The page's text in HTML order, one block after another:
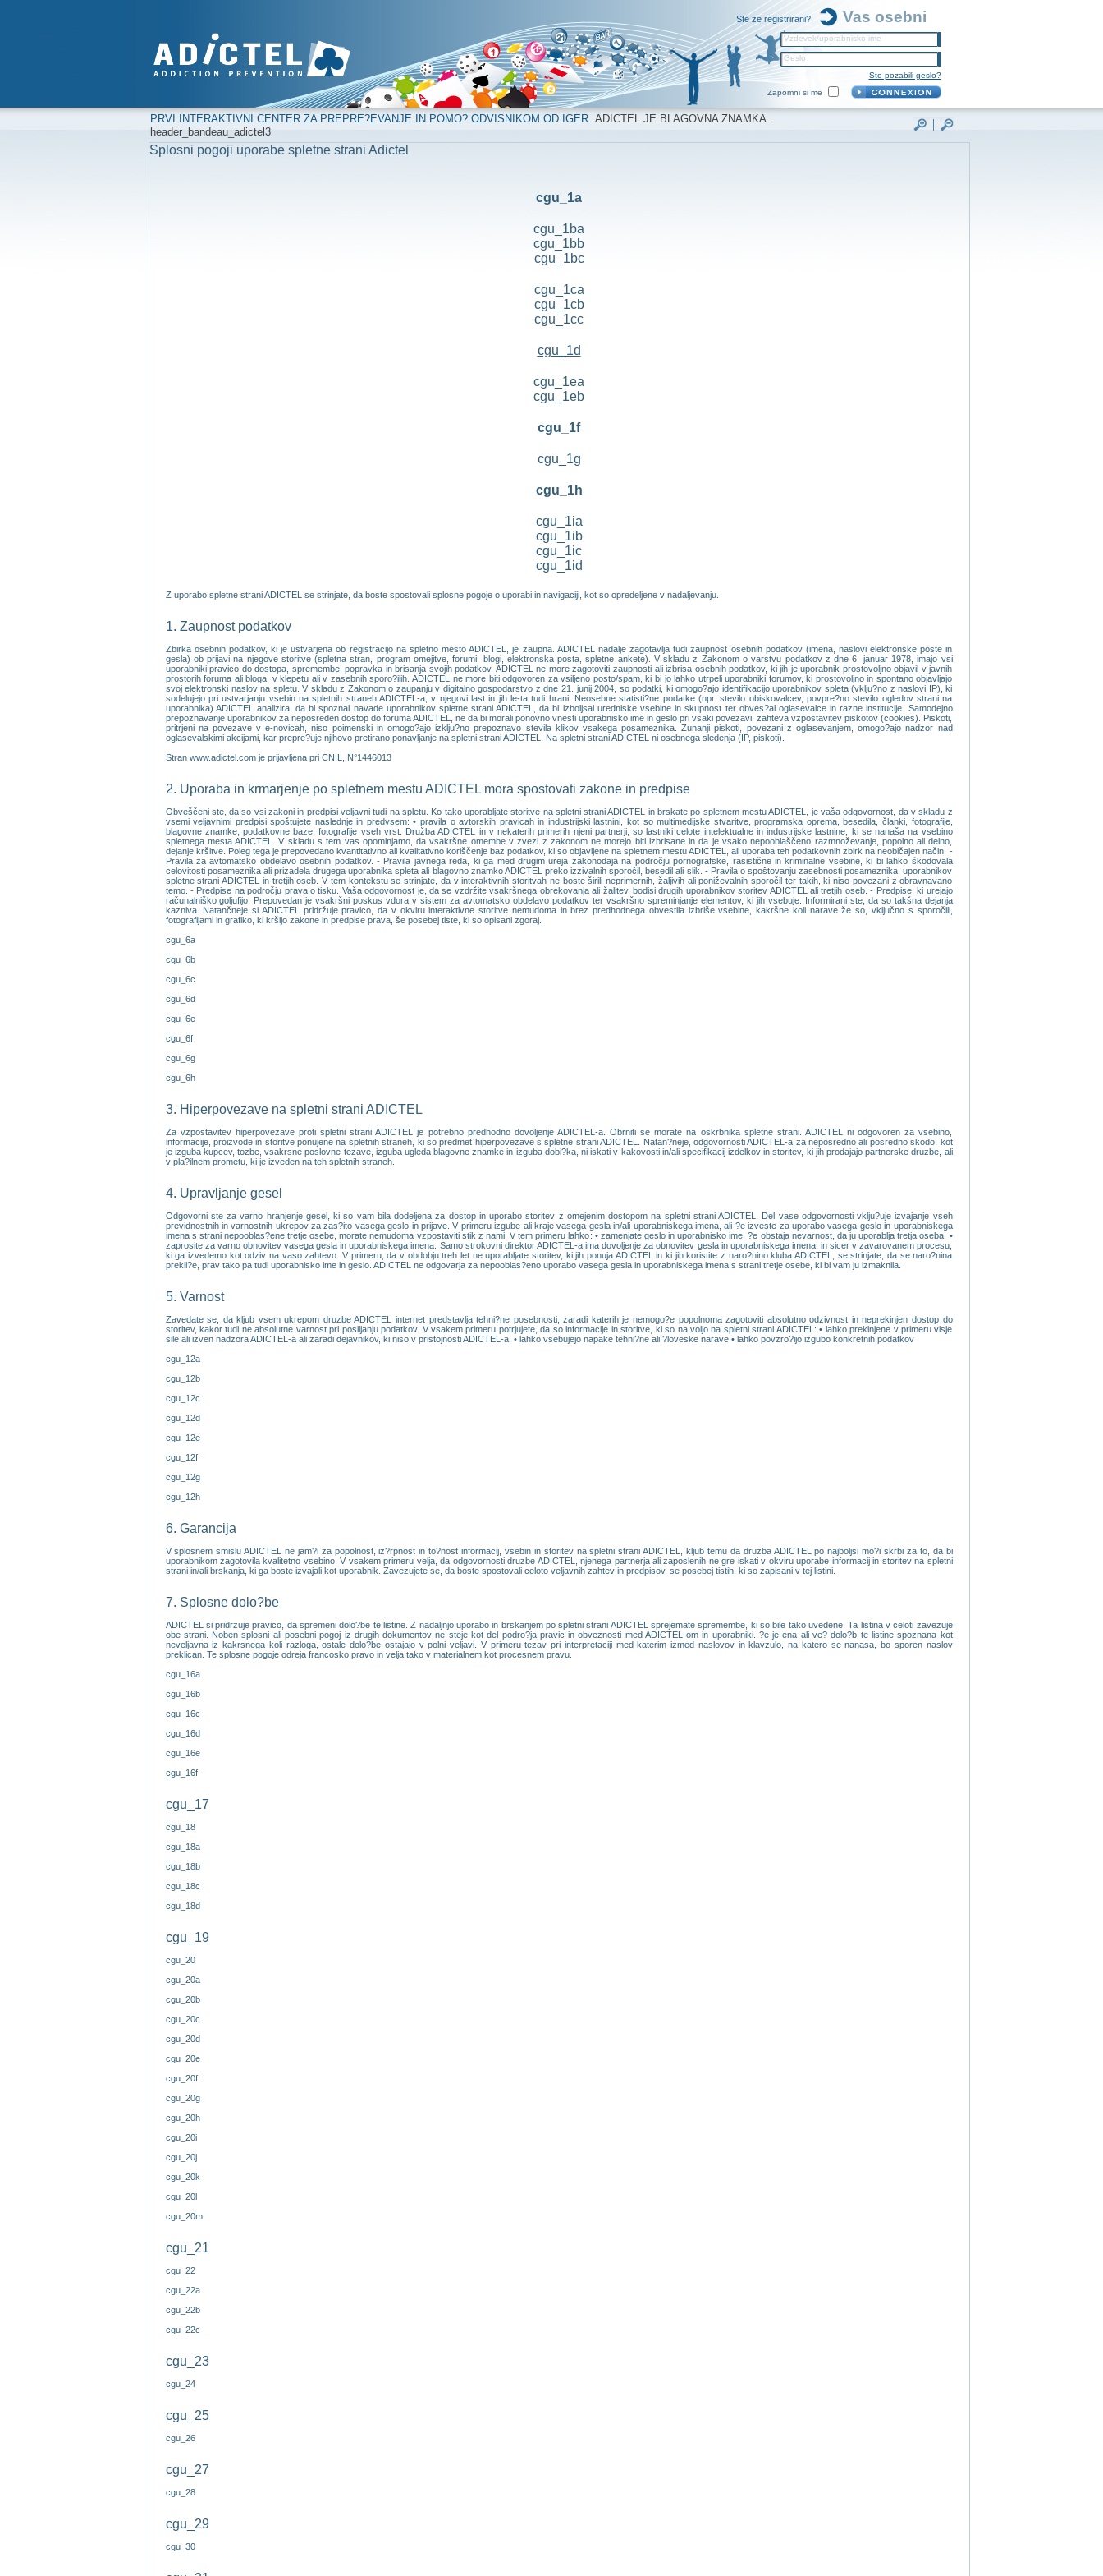
Ste ze registrirani? Vas osebni
Vzdevek/uporabnisko ime
Geslo
Ste pozabili geslo?
Zapomni si me
PRVI INTERAKTIVNI CENTER ZA PREPRE?EVANJE IN POMO? ODVISNIKOM OD IGER. ADICTEL JE BLAGOVNA ZNAMKA.
header_bandeau_adictel3
Splosni pogoji uporabe spletne strani Adictel
cgu_1a
cgu_1ba
cgu_1bb
cgu_1bc
cgu_1ca
cgu_1cb
cgu_1cc
cgu_1d
cgu_1ea
cgu_1eb
cgu_1f
cgu_1g
cgu_1h
cgu_1ia
cgu_1ib
cgu_1ic
cgu_1id
Z uporabo spletne strani ADICTEL se strinjate, da boste spostovali splosne pogoje o uporabi in navigaciji, kot so opredeljene v nadaljevanju.
1. Zaupnost podatkov
Zbirka osebnih podatkov, ki je ustvarjena ob registracijo na spletno mesto ADICTEL, je zaupna. ADICTEL nadalje zagotavlja tudi zaupnost osebnih podatkov (imena, naslovi elektronske poste in
gesla) ob prijavi na njegove storitve (spletna stran, program omejitve, forumi, blogi, elektronska posta, spletne ankete). V skladu z Zakonom o varstvu podatkov z dne 6. januar 1978, imajo vsi
uporabniki pravico do dostopa, spremembe, popravka in brisanja svojih podatkov. ADICTEL ne more zagotoviti zaupnosti ali izbrisa osebnih podatkov, ki jih je uporabnik prostovoljno objavil v javnih
prostorih foruma ali bloga, v klepetu ali v zasebnih sporo?ilih. ADICTEL ne more biti odgovoren za vsiljeno posto/spam, ki bi jo lahko utrpeli uporabniki forumov, ki prostovoljno in spontano objavljajo
svoj elektronski naslov na spletu. V skladu z Zakonom o zaupanju v digitalno gospodarstvo z dne 21. junij 2004, so podatki, ki omogo?ajo identifikacijo uporabnikov spleta (vklju?no z naslovi IP), ki
sodelujejo pri ustvarjanju vsebin na spletnih straneh ADICTEL-a, v njegovi last in jih le-ta tudi hrani. Neosebne statisti?ne podatke (npr. stevilo obiskovalcev, povpre?no stevilo ogledov strani na
uporabnika) ADICTEL analizira, da bi spoznal navade uporabnikov spletne strani ADICTEL, da bi izboljsal uredniske vsebine in skupnost ter obves?al oglasevalce in razne institucije. Samodejno
prepoznavanje uporabnikov za neposreden dostop do foruma ADICTEL, ne da bi morali ponovno vnesti uporabnisko ime in geslo pri vsaki povezavi, zahteva vzpostavitev piskotov (cookies). Piskoti,
pritrjeni na povezave v e-novicah, niso poimenski in omogo?ajo izklju?no prepoznavo stevila klikov vsakega posameznika. Zunanji piskoti, povezani z oglasevanjem, omogo?ajo nadzor nad
oglasevalskimi akcijami, kar prepre?uje njihovo pretirano ponavljanje na spletni strani ADICTEL. Na spletni strani ADICTEL ni osebnega sledenja (IP, piskoti).
Stran www.adictel.com je prijavljena pri CNIL, N°1446013
2. Uporaba in krmarjenje po spletnem mestu ADICTEL mora spostovati zakone in predpise
Obveščeni ste, da so vsi zakoni in predpisi veljavni tudi na spletu. Ko tako uporabljate storitve na spletni strani ADICTEL in brskate po spletnem mestu ADICTEL, je vaša odgovornost, da v skladu z
vsemi veljavnimi predpisi spoštujete naslednje in predvsem: • pravila o avtorskih pravicah in industrijski lastnini, kot so multimedijske stvaritve, programska oprema, besedila, članki, fotografije,
blagovne znamke, podatkovne baze, fotografije vseh vrst. Družba ADICTEL in v nekaterih primerih njeni partnerji, so lastniki celote intelektualne in industrijske lastnine, ki se nanaša na vsebino
spletnega mesta ADICTEL. V skladu s tem vas opominjamo, da vsakršne omembe v zvezi z zakonom ne morejo biti izbrisane in da je vsako nepooblaščeno razmnoževanje, popolno ali delno,
dejanje kršitve. Poleg tega je prepovedano kvantitativno ali kvalitativno koriščenje baz podatkov, ki so objavljene na spletnem mestu ADICTEL, ali uporaba teh podatkovnih zbirk na neobičajen način. -
Pravila za avtomatsko obdelavo osebnih podatkov. - Pravila javnega reda, ki ga med drugim ureja zakonodaja na področju pornografske, rasistične in kriminalne vsebine, ki bi lahko škodovala
celovitosti posameznika ali prizadela drugega uporabnika spleta ali blagovno znamko ADICTEL preko izzivalnih sporočil, besedil ali slik. - Pravila o spoštovanju zasebnosti posameznika, uporabnikov
spletne strani ADICTEL in tretjih oseb. V tem kontekstu se strinjate, da v interaktivnih storitvah ne boste širili neprimernih, žaljivih ali poniževalnih sporočil ter takih, ki niso povezani z obravnavano
temo. - Predpise na področju prava o tisku. Vaša odgovornost je, da se vzdržite vsakršnega obrekovanja ali žalitev, bodisi drugih uporabnikov storitev ADICTEL ali tretjih oseb. - Predpise, ki urejajo
računalniško goljufijo. Prepovedan je vsakršni poskus vdora v sistem za avtomatsko obdelavo podatkov ter vsakršno spreminjanje elementov, ki jih vsebuje. Informirani ste, da so takšna dejanja
kazniva. Natančneje si ADICTEL pridržuje pravico, da v okviru interaktivne storitve nemudoma in brez predhodnega obvestila izbriše vsebine, kakršne koli narave že so, vključno s sporočili,
fotografijami in grafiko, ki kršijo zakone in predpise prava, še posebej tiste, ki so opisani zgoraj.
cgu_6a
cgu_6b
cgu_6c
cgu_6d
cgu_6e
cgu_6f
cgu_6g
cgu_6h
3. Hiperpovezave na spletni strani ADICTEL
Za vzpostavitev hiperpovezave proti spletni strani ADICTEL je potrebno predhodno dovoljenje ADICTEL-a. Obrniti se morate na oskrbnika spletne strani. ADICTEL ni odgovoren za vsebino,
informacije, proizvode in storitve ponujene na spletnih straneh, ki so predmet hiperpovezave s spletne strani ADICTEL. Natan?neje, odgovornosti ADICTEL-a za neposredno ali posredno skodo, kot
je izguba kupcev, tozbe, vsakrsne poslovne tezave, izguba ugleda blagovne znamke in izguba dobi?ka, ni iskati v kakovosti in/ali specifikacij izdelkov in storitev, ki jih prodajajo partnerske druzbe, ali
v pla?ilnem prometu, ki je izveden na teh spletnih straneh.
4. Upravljanje gesel
Odgovorni ste za varno hranjenje gesel, ki so vam bila dodeljena za dostop in uporabo storitev z omejenim dostopom na spletni strani ADICTEL. Del vase odgovornosti vklju?uje izvajanje vseh
previdnostnih in varnostnih ukrepov za zas?ito vasega geslo in prijave. V primeru izgube ali kraje vasega gesla in/ali uporabniskega imena, ali ?e izveste za uporabo vasega geslo in uporabniskega
imena s strani nepooblas?ene tretje osebe, morate nemudoma vzpostaviti stik z nami. V tem primeru lahko: • zamenjate geslo in uporabnisko ime, ?e obstaja nevarnost, da ju uporablja tretja oseba. •
zaprosite za varno obnovitev vasega gesla in uporabniskega imena. Samo strokovni direktor ADICTEL-a ima dovoljenje za obnovitev gesla in uporabniskega imena, in sicer v zavarovanem procesu,
ki ga izvedemo kot odziv na vaso zahtevo. V primeru, da v obdobju treh let ne uporabljate storitev, ki jih ponuja ADICTEL in ki jih koristite z naro?nino kluba ADICTEL, se strinjate, da se naro?nina
prekli?e, prav tako pa tudi uporabnisko ime in geslo. ADICTEL ne odgovarja za nepooblas?eno uporabo vasega gesla in uporabniskega imena s strani tretje osebe, ki bi vam ju izmaknila.
5. Varnost
Zavedate se, da kljub vsem ukrepom druzbe ADICTEL internet predstavlja tehni?ne posebnosti, zaradi katerih je nemogo?e popolnoma zagotoviti absolutno odzivnost in neprekinjen dostop do
storitev, kakor tudi ne absolutne varnost pri posiljanju podatkov. V vsakem primeru potrjujete, da so informacije in storitve, ki so na voljo na spletni strani ADICTEL: • lahko prekinjene v primeru visje
sile ali izven nadzora ADICTEL-a ali zaradi dejavnikov, ki niso v pristojnosti ADICTEL-a, • lahko vsebujejo napake tehni?ne ali ?loveske narave • lahko povzro?ijo izgubo konkretnih podatkov
cgu_12a
cgu_12b
cgu_12c
cgu_12d
cgu_12e
cgu_12f
cgu_12g
cgu_12h
6. Garancija
V splosnem smislu ADICTEL ne jam?i za popolnost, iz?rpnost in to?nost informacij, vsebin in storitev na spletni strani ADICTEL, kljub temu da druzba ADICTEL po najboljsi mo?i skrbi za to, da bi
uporabnikom zagotovila kvalitetno vsebino. V vsakem primeru velja, da odgovornosti druzbe ADICTEL, njenega partnerja ali zaposlenih ne gre iskati v okviru uporabe informacij in storitev na spletni
strani in/ali brskanja, ki ga boste izvajali kot uporabnik. Zavezujete se, da boste spostovali celoto veljavnih zahtev in predpisov, se posebej tistih, ki so zapisani v tej listini.
7. Splosne dolo?be
ADICTEL si pridrzuje pravico, da spremeni dolo?be te listine. Z nadaljnjo uporabo in brskanjem po spletni strani ADICTEL sprejemate spremembe, ki so bile tako uvedene. Ta listina v celoti zavezuje
obe strani. Noben splosni ali posebni pogoj iz drugih dokumentov ne steje kot del podro?ja pravic in obveznosti med ADICTEL-om in uporabniki. ?e je ena ali ve? dolo?b te listine spoznana kot
neveljavna iz kakrsnega koli razloga, ostale dolo?be ostajajo v polni veljavi. V primeru tezav pri interpretaciji med katerim izmed naslovov in klavzulo, na katero se nanasa, bo sporen naslov
preklican. Te splosne pogoje odreja francosko pravo in velja tako v materialnem kot procesnem pravu.
cgu_16a
cgu_16b
cgu_16c
cgu_16d
cgu_16e
cgu_16f
cgu_17
cgu_18
cgu_18a
cgu_18b
cgu_18c
cgu_18d
cgu_19
cgu_20
cgu_20a
cgu_20b
cgu_20c
cgu_20d
cgu_20e
cgu_20f
cgu_20g
cgu_20h
cgu_20i
cgu_20j
cgu_20k
cgu_20l
cgu_20m
cgu_21
cgu_22
cgu_22a
cgu_22b
cgu_22c
cgu_23
cgu_24
cgu_25
cgu_26
cgu_27
cgu_28
cgu_29
cgu_30